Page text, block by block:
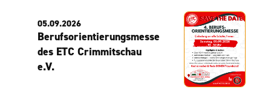
05.09.2026
Berufsorientierungsmesse
des ETC Crimmitschau
e.V.